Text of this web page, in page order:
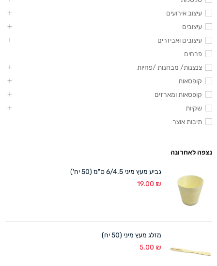
עיצוב אירועים
עיצובים
עיצובים ואביזרים
פרחים
צנצנות/ מבחנות /פחיות
קופסאות
קופסאות ומארזים
שקיות
תיבות אוצר
נצפה לאחרונה
גביע מעץ מיני 6/4.5 ס"מ (50 יח')
19.00 ₪
מזלג מעץ מיני (50 יח)
5.00 ₪